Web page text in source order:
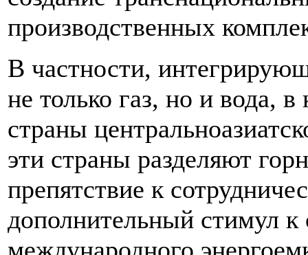
производственных
В частности,
не только газ, но и вода,
страны
эти страны разделяют
препятствие к
дополнительный стимул к